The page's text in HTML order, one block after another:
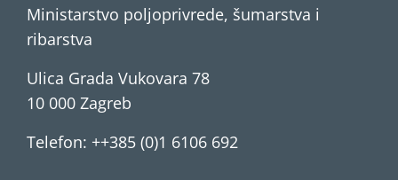
Ministarstvo poljoprivrede, šumarstva i
ribarstva
Ulica Grada Vukovara 78
10 000 Zagreb
Telefon: ++385 (0)1 6106 692